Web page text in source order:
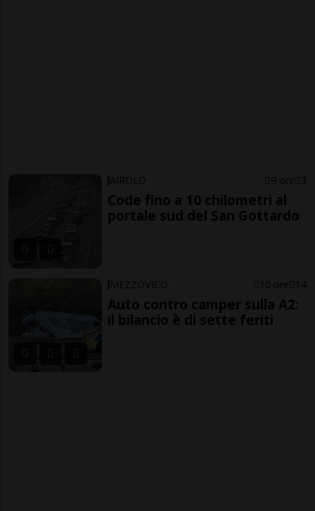
AIROLO 9 ore 3
Code fino a 10 chilometri al
portale sud del San Gottardo
MEZZOVICO 10 ore 14
Auto contro camper sulla A2:
il bilancio è di sette feriti